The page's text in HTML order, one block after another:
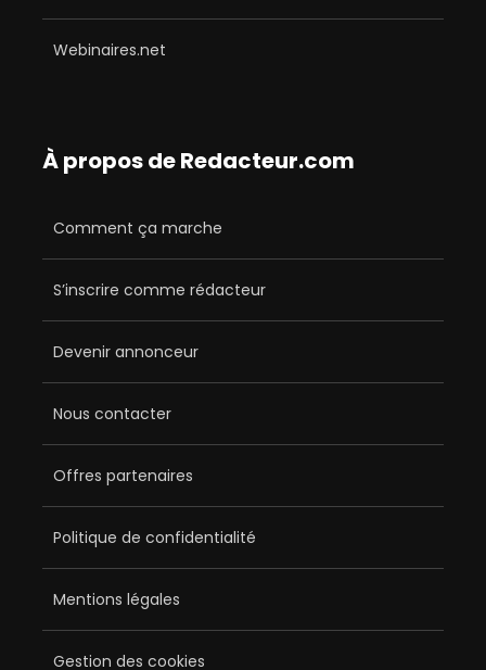
Webinaires.net
À propos de Redacteur.com
Comment ça marche
S’inscrire comme rédacteur
Devenir annonceur
Nous contacter
Offres partenaires
Politique de confidentialité
Mentions légales
Gestion des cookies